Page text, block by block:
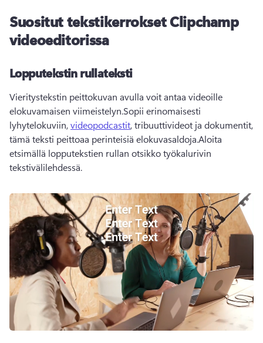
Suositut tekstikerrokset Clipchamp
videoeditorissa
Lopputekstin rullateksti
Vieritystekstin peittokuvan avulla voit antaa videoille
elokuvamaisen viimeistelyn.Sopii erinomaisesti
lyhytelokuviin, videopodcastit, tribuuttivideot ja dokumentit,
tämä teksti peittoaa perinteisiä elokuvasaldoja.Aloita
etsimällä lopputekstien rullan otsikko työkalurivin
tekstivälilehdessä.